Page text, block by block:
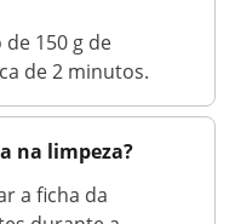
150 g de
de 2 minutos.
na limpeza?
a ficha da